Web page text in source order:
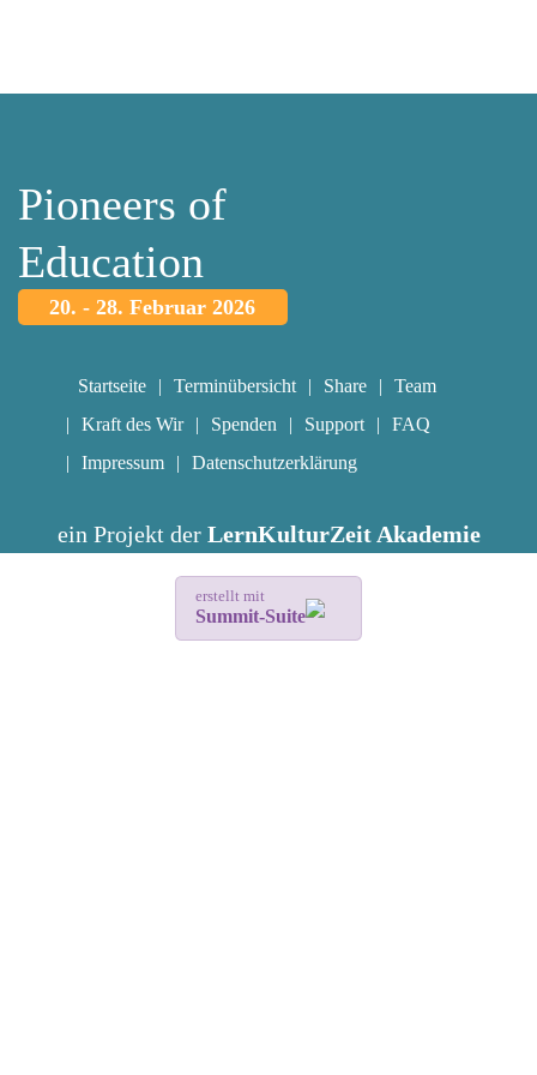
Pioneers of
Education
20. - 28. Februar 2026
Startseite Terminübersicht Share
Team
Kraft des Wir
Spenden Support
FAQ
Impressum
Datenschutzerklärung
ein Projekt der LernKulturZeit Akademie
erstellt mit
Summit-Suite